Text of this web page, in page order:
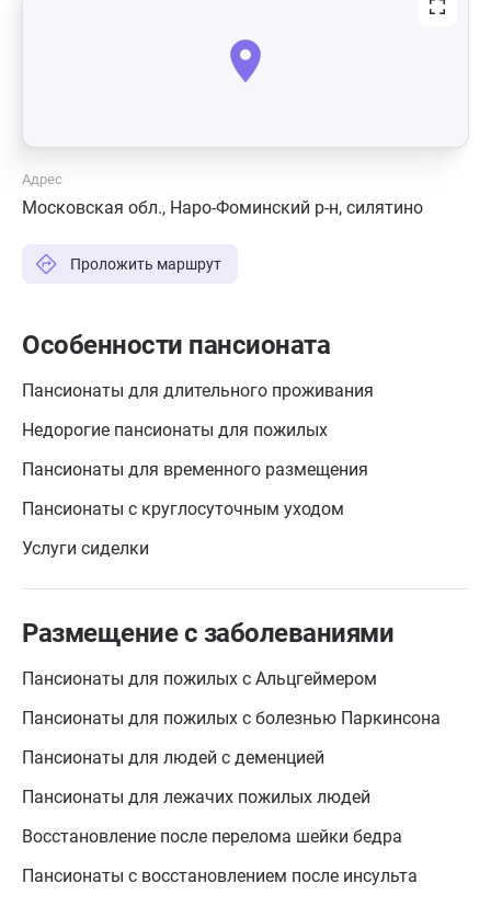
Адрес
Московская обл., Наро-Фоминский р-н, силятино
Проложить маршрут
Особенности пансионата
Пансионаты для длительного проживания
Недорогие пансионаты для пожилых
Пансионаты для временного размещения
Пансионаты с круглосуточным уходом
Услуги сиделки
Размещение с заболеваниями
Пансионаты для пожилых с Альцгеймером
Пансионаты для пожилых с болезнью Паркинсона
Пансионаты для людей с деменцией
Пансионаты для лежачих пожилых людей
Восстановление после перелома шейки бедра
Пансионаты с восстановлением после инсульта